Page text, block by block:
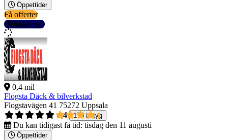
Öppettider
Få offerter
Detaljer
0,4 mil
Flogsta Däck & bilverkstad
Flogstavägen 41 75272 Uppsala
4,4
170 betyg
Du kan tidigast få tid: tisdag den 11 augusti
Öppettider